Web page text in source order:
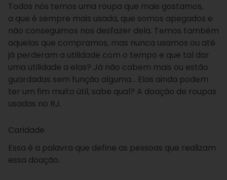
Todos nós temos uma roupa que mais gostamos,
a que é sempre mais usada, que somos apegados e
não conseguimos nos desfazer dela. Temos também
aquelas que compramos, mas nunca usamos ou até
já perderam a utilidade com o tempo e que tal dar
uma utilidade a elas? Já não cabem mais ou estão
guardadas sem função alguma… Elas ainda podem
ter um fim muito útil, sabe qual? A doação de roupas
usadas no RJ.
Caridade
Essa é a palavra que define as pessoas que realizam
essa doação.